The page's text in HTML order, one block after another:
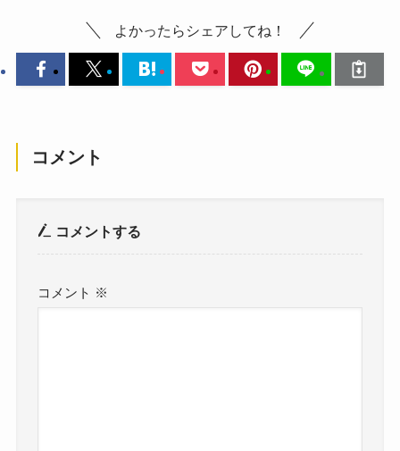
よかったらシェアしてね！
コメント
コメントする
コメント ※